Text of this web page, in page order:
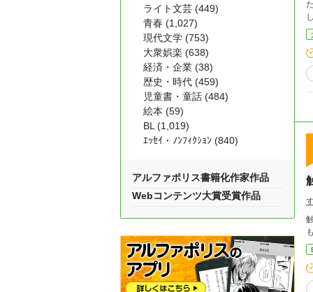
たいだけ
ライト文芸 (449)
青春 (1,027)
現代文学 (753)
大衆娯楽 (638)
経済・企業 (38)
歴史・時代 (459)
児童書・童話 (484)
絵本 (59)
BL (1,019)
ｴｯｾｲ・ﾉﾝﾌｨｸｼｮﾝ (840)
アルファポリス書籍化作家作品
Webコンテンツ大賞受賞作品